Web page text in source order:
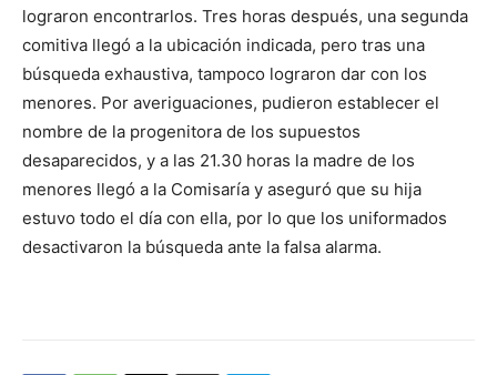
lograron encontrarlos. Tres horas después, una segunda
comitiva llegó a la ubicación indicada, pero tras una
búsqueda exhaustiva, tampoco lograron dar con los
menores. Por averiguaciones, pudieron establecer el
nombre de la progenitora de los supuestos
desaparecidos, y a las 21.30 horas la madre de los
menores llegó a la Comisaría y aseguró que su hija
estuvo todo el día con ella, por lo que los uniformados
desactivaron la búsqueda ante la falsa alarma.